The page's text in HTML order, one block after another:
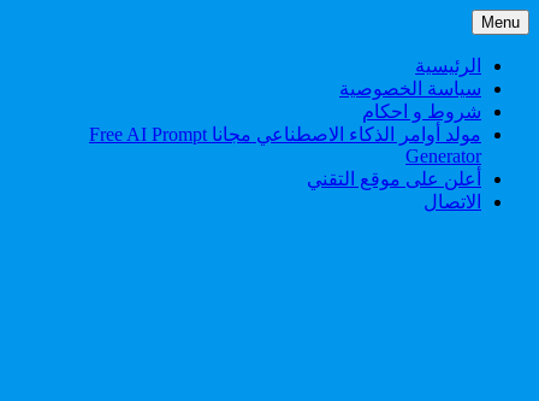
Skip
to
content
Menu
الرئيسية
سياسة الخصوصية
شروط و احكام
مولد أوامر الذكاء الاصطناعي مجانا Free AI Prompt
Generator
أعلن على موقع التقني
الاتصال